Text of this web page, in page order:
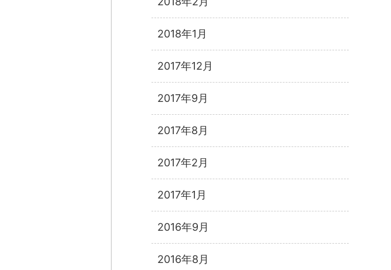
2018年1月
2017年12月
2017年9月
2017年8月
2017年2月
2017年1月
2016年9月
2016年8月